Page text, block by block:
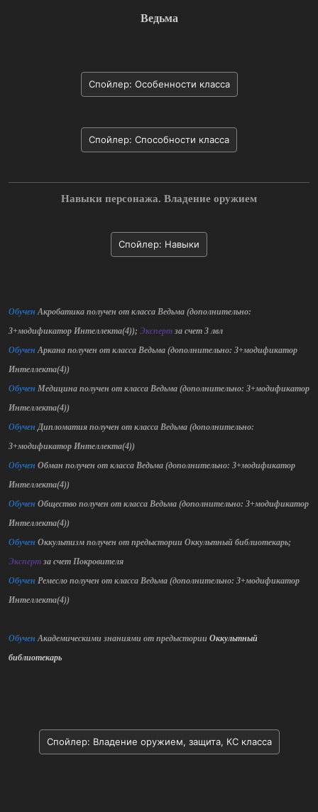
Ведьма
Спойлер: Особенности класса
Спойлер: Способности класса
Навыки персонажа. Владение оружием
Спойлер: Навыки
Обучен Акробатика получен от класса Ведьма (дополнительно:
3+модификатор Интеллекта(4)); Эксперт за счет 3 лвл
Обучен Аркана получен от класса Ведьма (дополнительно: 3+модификатор
Интеллекта(4))
Обучен Медицина получен от класса Ведьма (дополнительно: 3+модификатор
Интеллекта(4))
Обучен Дипломатия получен от класса Ведьма (дополнительно:
3+модификатор Интеллекта(4))
Обучен Обман получен от класса Ведьма (дополнительно: 3+модификатор
Интеллекта(4))
Обучен Общество получен от класса Ведьма (дополнительно: 3+модификатор
Интеллекта(4))
Обучен Оккультизм получен от предыстории Оккультный библиотекарь;
Эксперт за счет Покровителя
Обучен Ремесло получен от класса Ведьма (дополнительно: 3+модификатор
Интеллекта(4))
Обучен Академическими знаниями от предыстории Оккультный
библиотекарь
Спойлер: Владение оружием, защита, КС класса